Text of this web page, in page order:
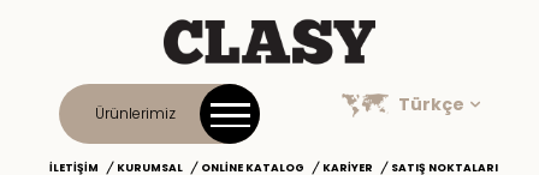
Ürünlerimiz Türkçe
İLETIŞIM KURUMSAL ONLINE KATALOG KARIYER SATIŞ NOKTALARI